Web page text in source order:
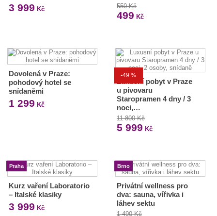
3 999 Kč 550 Kč
499 Kč
Dovolená v Praze:
pohodový hotel se
snídaněmi
1 299 Kč
-49 %
Luxusní pobyt v Praze
u pivovaru
Staropramen 4 dny / 3
noci,…
11 800 Kč
5 999 Kč
Praha
Kurz vaření Laboratorio
– Italské klasiky
3 999 Kč
Brno
Privátní wellness pro
dva: sauna, vířivka i
láhev sektu
1 490 Kč